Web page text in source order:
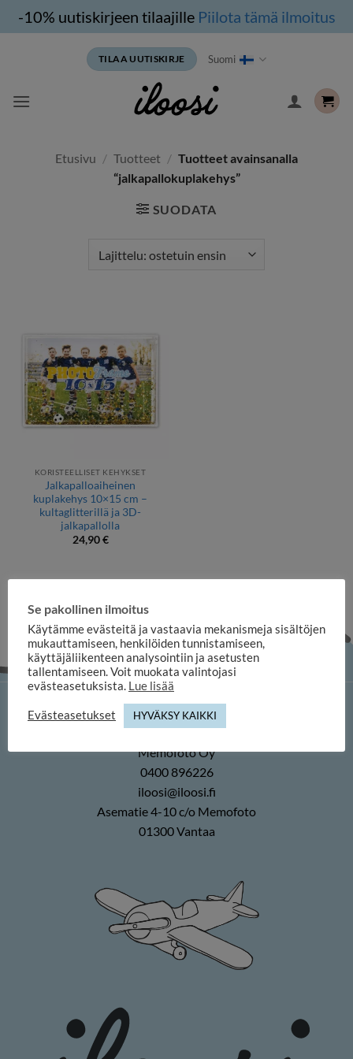
-10% uutiskirjeen tilaajille Piilota tämä ilmoitus
TILAA UUTISKIRJE Suomi
Etusivu / Tuotteet / Tuotteet avainsanalla
“jalkapallokuplakehys”
SUODATA
KORISTEELLISET KEHYKSET
Jalkapalloaiheinen
kuplakehys 10×15 cm –
kultaglitterillä ja 3D-
jalkapallolla
24,90€
iloosi-verkkokauppa
Memofoto Oy
0400 896226
iloosi@iloosi.fi
Asematie 4-10 c/o Memofoto
01300 Vantaa
Se pakollinen ilmoitus
Käytämme evästeitä ja vastaavia mekanismeja sisältöjen
mukauttamiseen, henkilöiden tunnistamiseen,
käyttäjäliikenteen analysointiin ja asetusten
tallentamiseen. Voit muokata valintojasi
evästeasetuksista. Lue lisää
Evästeasetukset HYVÄKSY KAIKKI